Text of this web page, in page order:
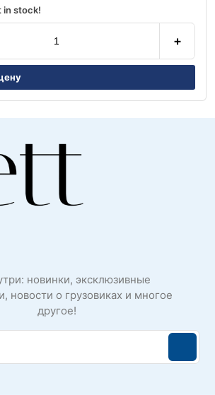
in stock!
+
новинки, эксклюзивные
новости о грузовиках и многое
другое!